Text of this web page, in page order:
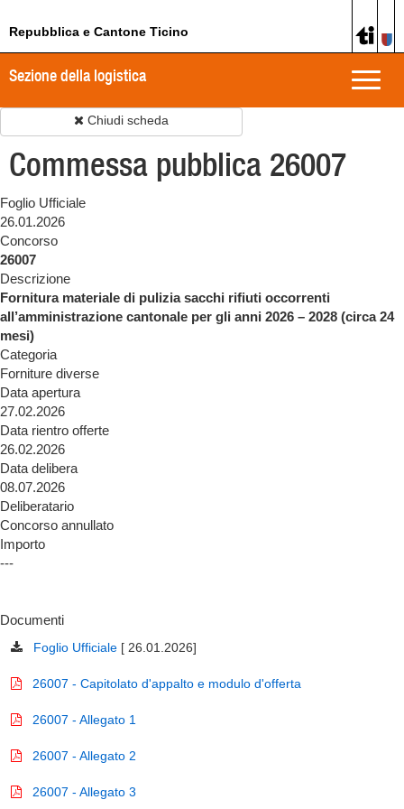
Repubblica e Cantone Ticino
Toggle
Sezione della logistica
Chiudi scheda
Commessa pubblica 26007
Foglio Ufficiale
26.01.2026
Concorso
26007
Descrizione
Fornitura materiale di pulizia sacchi rifiuti occorrenti
all’amministrazione cantonale per gli anni 2026 – 2028 (circa 24
mesi)
Categoria
Forniture diverse
Data apertura
27.02.2026
Data rientro offerte
26.02.2026
Data delibera
08.07.2026
Deliberatario
Concorso annullato
Importo
---
Documenti
Foglio Ufficiale [ 26.01.2026]
26007 - Capitolato d'appalto e modulo d'offerta
26007 - Allegato 1
26007 - Allegato 2
26007 - Allegato 3